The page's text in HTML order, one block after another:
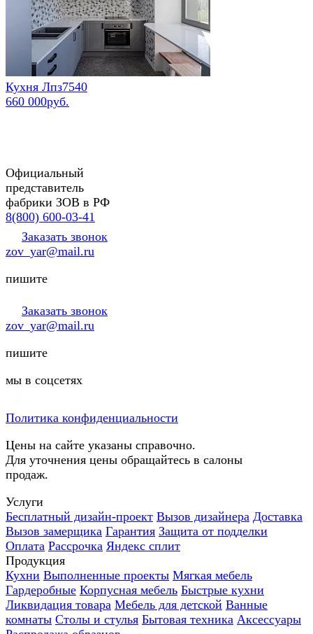
Кухня Лпз7540
660 000руб.
Официальный
представитель
фабрики ЗОВ в РФ
8(800) 600-03-41
Заказать звонок
zov_yar@mail.ru
пишите
Заказать звонок
zov_yar@mail.ru
пишите
мы в соцсетях
Политика конфиденциальности
Цены на сайте указаны справочно.
Для уточнения цены обращайтесь в салоны
продаж.
Услуги
Бесплатный дизайн-проект Вызов дизайнера Доставка
Вызов замерщика Гарантия Защита от подделки
Оплата Рассрочка Яндекс сплит
Продукция
Кухни Выполненные проекты Мягкая мебель
Гардеробные Корпусная мебель Быстрые кухни
Ликвидация товара Мебель для детской Ванные
комнаты Столы и стулья Бытовая техника Аксессуары